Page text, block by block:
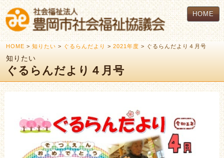
HOME
HOME > 知りたい > ぐるらんだより > 2021年度 > ぐるらんだより４月号
知りたい
ぐるらんだより４月号